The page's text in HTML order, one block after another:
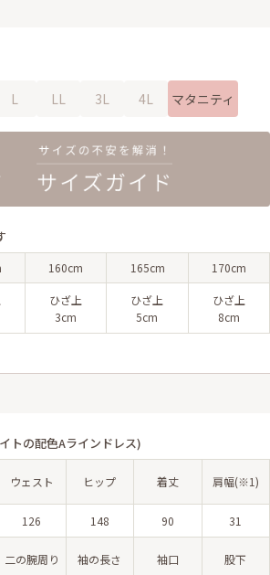
L LL 3L 4L マタニティ
160cm 165cm 170cm
ひざ上
3cm
ひざ上
5cm
ひざ上
8cm
トの配色Aラインドレス)
ウェスト ヒップ 着丈 肩幅(※1)
126 148 90 31
二の腕周り 袖の長さ 袖口 股下